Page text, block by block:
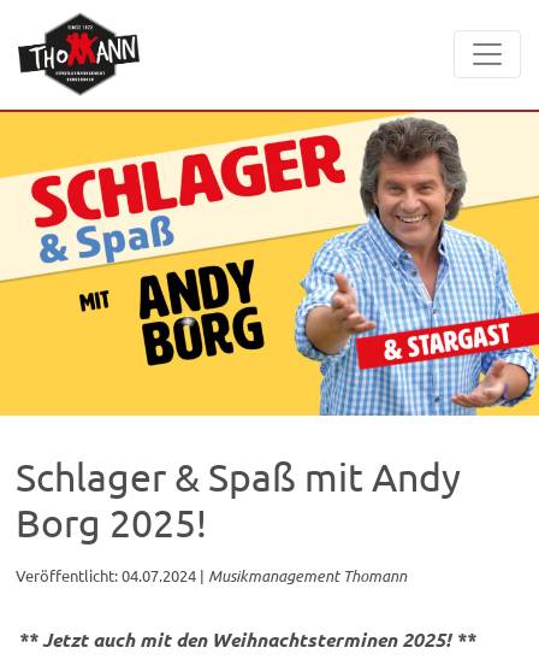
Schlager & Spaß mit Andy
Borg 2025!
Veröffentlicht: 04.07.2024 | Musikmanagement Thomann
** Jetzt auch mit den Weihnachtsterminen 2025! **